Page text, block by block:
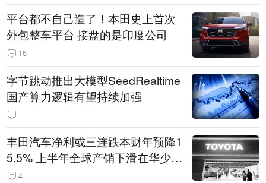
平台都不自己造了！本田史上首次
外包整车平台 接盘的是印度公司
16
字节跳动推出大模型SeedRealtime
国产算力逻辑有望持续加强
丰田汽车净利或三连跌本财年预降1
5.5% 上半年全球产销下滑在华少卖
14.3万辆
4